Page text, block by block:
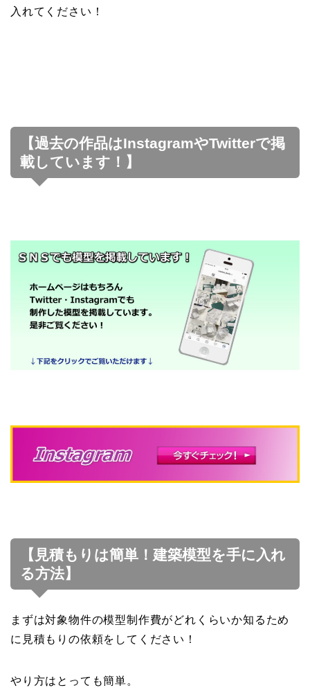
入れてください！
【過去の作品はInstagramやTwitterで掲
載しています！】
【見積もりは簡単！建築模型を手に入れ
る方法】
まずは対象物件の模型制作費がどれくらいか知るため
に見積もりの依頼をしてください！
やり方はとっても簡単。